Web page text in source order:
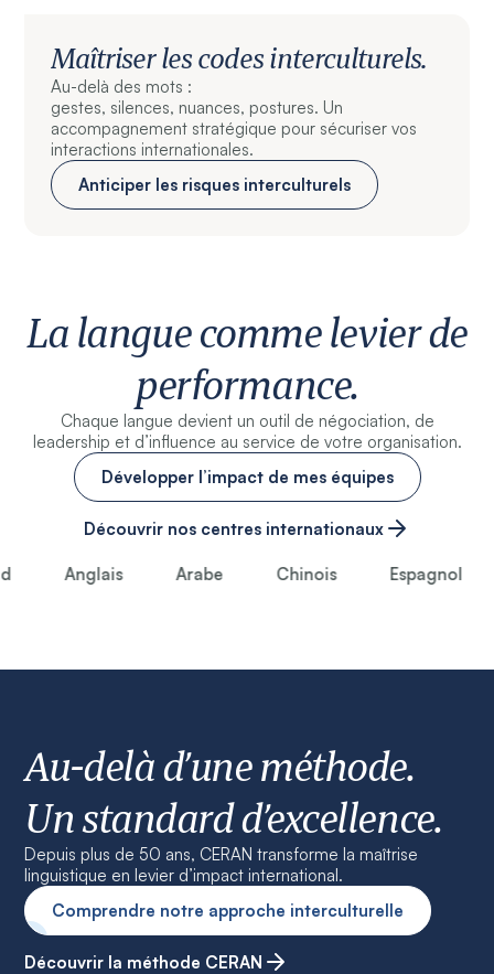
Maîtriser les codes interculturels.
Au-delà des mots :
gestes, silences, nuances, postures. Un
accompagnement stratégique pour sécuriser vos
interactions internationales.
Anticiper les risques interculturels
La langue comme levier de
performance.
Chaque langue devient un outil de négociation, de
leadership et d’influence au service de votre organisation.
Développer l’impact de mes équipes
Découvrir nos centres internationaux
Anglais Arabe Chinois Espagnol
Au-delà d’une méthode.
Un standard d’excellence.
Depuis plus de 50 ans, CERAN transforme la maîtrise
linguistique en levier d’impact international.
Comprendre notre approche interculturelle
Découvrir la méthode CERAN